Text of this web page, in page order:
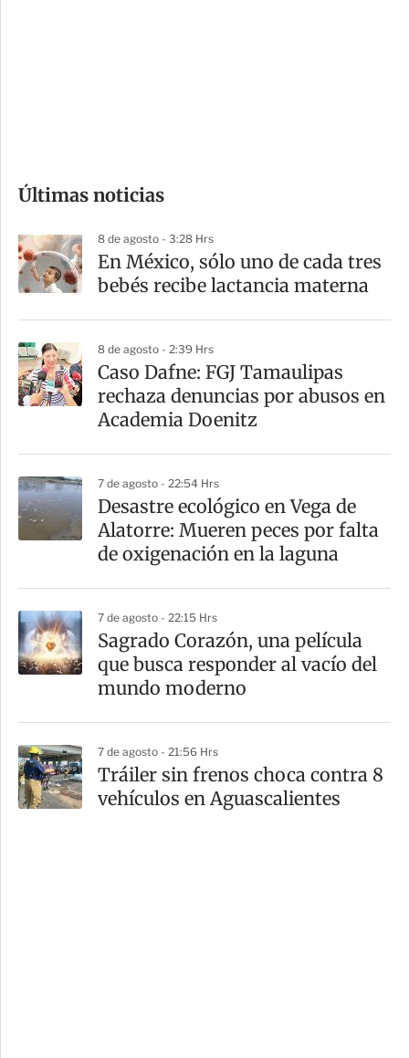
m
a
r
r
Últimas noticias
8 de agosto - 3:28 Hrs
En México, sólo uno de cada tres
bebés recibe lactancia materna
8 de agosto - 2:39 Hrs
Caso Dafne: FGJ Tamaulipas
rechaza denuncias por abusos en
Academia Doenitz
7 de agosto - 22:54 Hrs
Desastre ecológico en Vega de
Alatorre: Mueren peces por falta
de oxigenación en la laguna
7 de agosto - 22:15 Hrs
Sagrado Corazón, una película
que busca responder al vacío del
mundo moderno
7 de agosto - 21:56 Hrs
Tráiler sin frenos choca contra 8
vehículos en Aguascalientes